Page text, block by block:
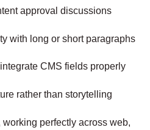
approval discussions
with long or short paragraphs
CMS fields properly
rather than storytelling
working perfectly across web,